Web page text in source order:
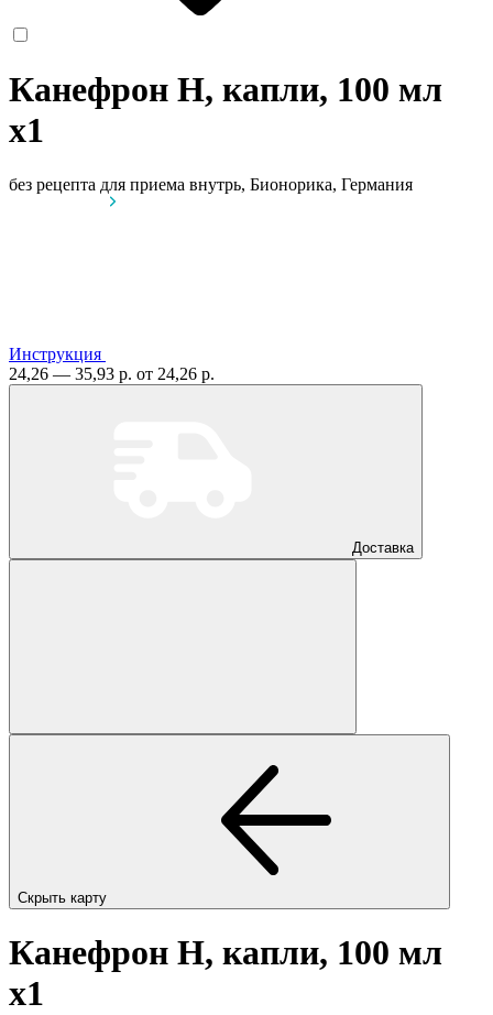
Канефрон Н, капли, 100 мл
x1
без рецепта для приема внутрь, Бионорика, Германия
Инструкция
24,26 — 35,93 р. от 24,26 р.
Доставка
Скрыть карту
Канефрон Н, капли, 100 мл
x1